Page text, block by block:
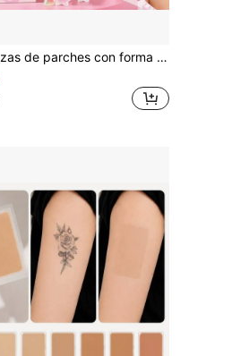
252 piezas de parches con forma de estrella para ocultar cicatrices, resistentes al agua y al sudor, no se desprenden fácilmente; ocultan las cicatrices mientras iluminan el tono de la piel, haciéndote talla grande bella y atractiva. Hechos con ingredientes naturales de plantas, suaves y no irritantes, adecuados para todo tipo de piel (no contiene cosméticos)